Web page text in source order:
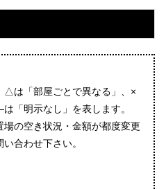
は「部屋ごとで異なる」、×
「明示なし」を表します。
の空き状況・金額が都度変更
合わせ下さい。